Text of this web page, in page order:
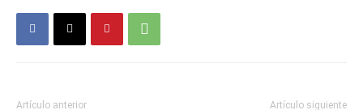
Artículo anterior Artículo siguiente